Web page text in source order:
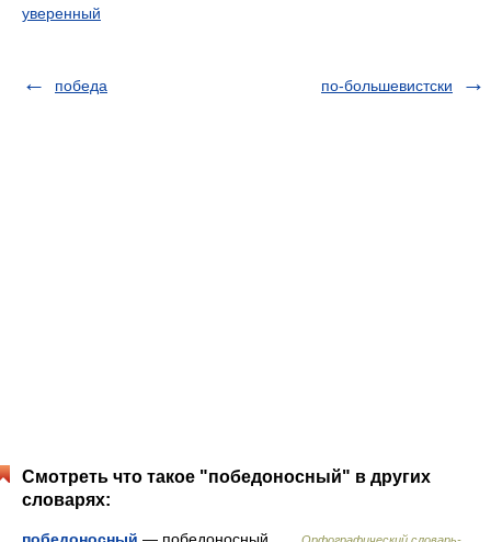
уверенный
победа по-большевистски
Смотреть что такое "победоносный" в других
словарях: